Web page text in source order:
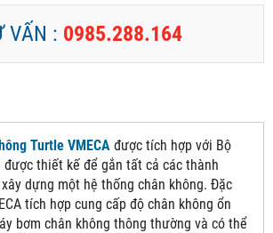
VẤN : 0985.288.164
Turtle VMECA được tích hợp với Bộ
được thiết kế để gắn tất cả các thành
dựng một hệ thống chân không. Đặc
tích hợp cung cấp độ chân không ổn
bơm chân không thông thường và có thể